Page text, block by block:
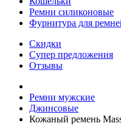
Ремни силиконовые
Фурнитура для
Скидки
Супер предложения
Отзывы
Ремни мужские
Джинсовые
Кожаный ремень